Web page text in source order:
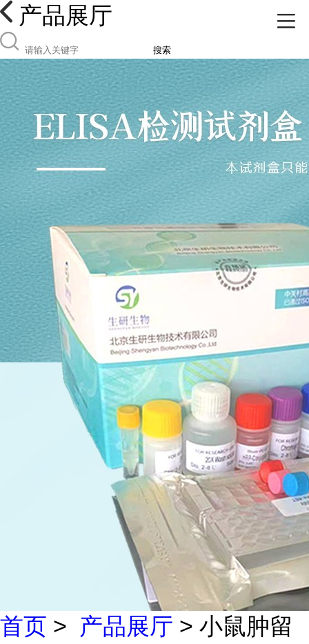
产品展厅
搜索
首页 > 产品展厅 > 小鼠肿留